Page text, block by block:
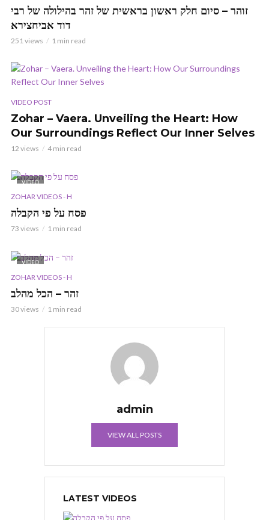
זוהר – סיום חלק ראשון בראשית של זהר בהילולה של רבי
דוד אביחצירא
251 views 1 min read
VIDEO POST
Zohar – Vaera. Unveiling the Heart: How
Our Surroundings Reflect Our Inner Selves
12 views 4 min read
VIDEO
ZOHAR VIDEOS - H
פסח על פי הקבלה
73 views 1 min read
VIDEO
ZOHAR VIDEOS - H
זהר – הכל מהלב
30 views 1 min read
admin
VIEW ALL POSTS
LATEST VIDEOS